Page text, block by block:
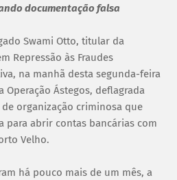
documentação falsa
Swami Otto, titular da
Repressão às Fraudes
na manhã desta segunda-feira
Operação Ástegos, deflagrada
organização criminosa que
para abrir contas bancárias com
Velho.
há pouco mais de um mês, a